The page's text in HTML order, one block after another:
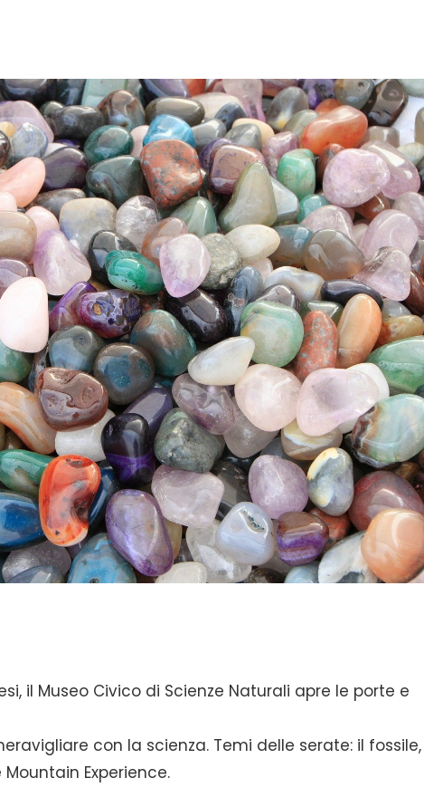
il Museo Civico di Scienze Naturali apre le porte e
con la scienza. Temi delle serate: il fossile,
Experience.